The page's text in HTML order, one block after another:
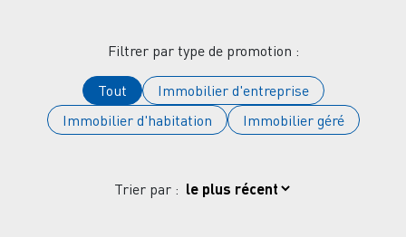
Filtrer par type de promotion :
Tout
Immobilier d'entreprise
Immobilier d'habitation
Immobilier géré
Trier par :